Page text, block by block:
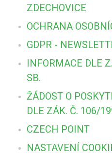
ZDECHOVICE
OCHRANA
GDPR -
INFORMACE DLE
SB.
ŽÁDOST O
DLE ZÁK. Č. 106/
CZECH POINT
NASTAVENÍ